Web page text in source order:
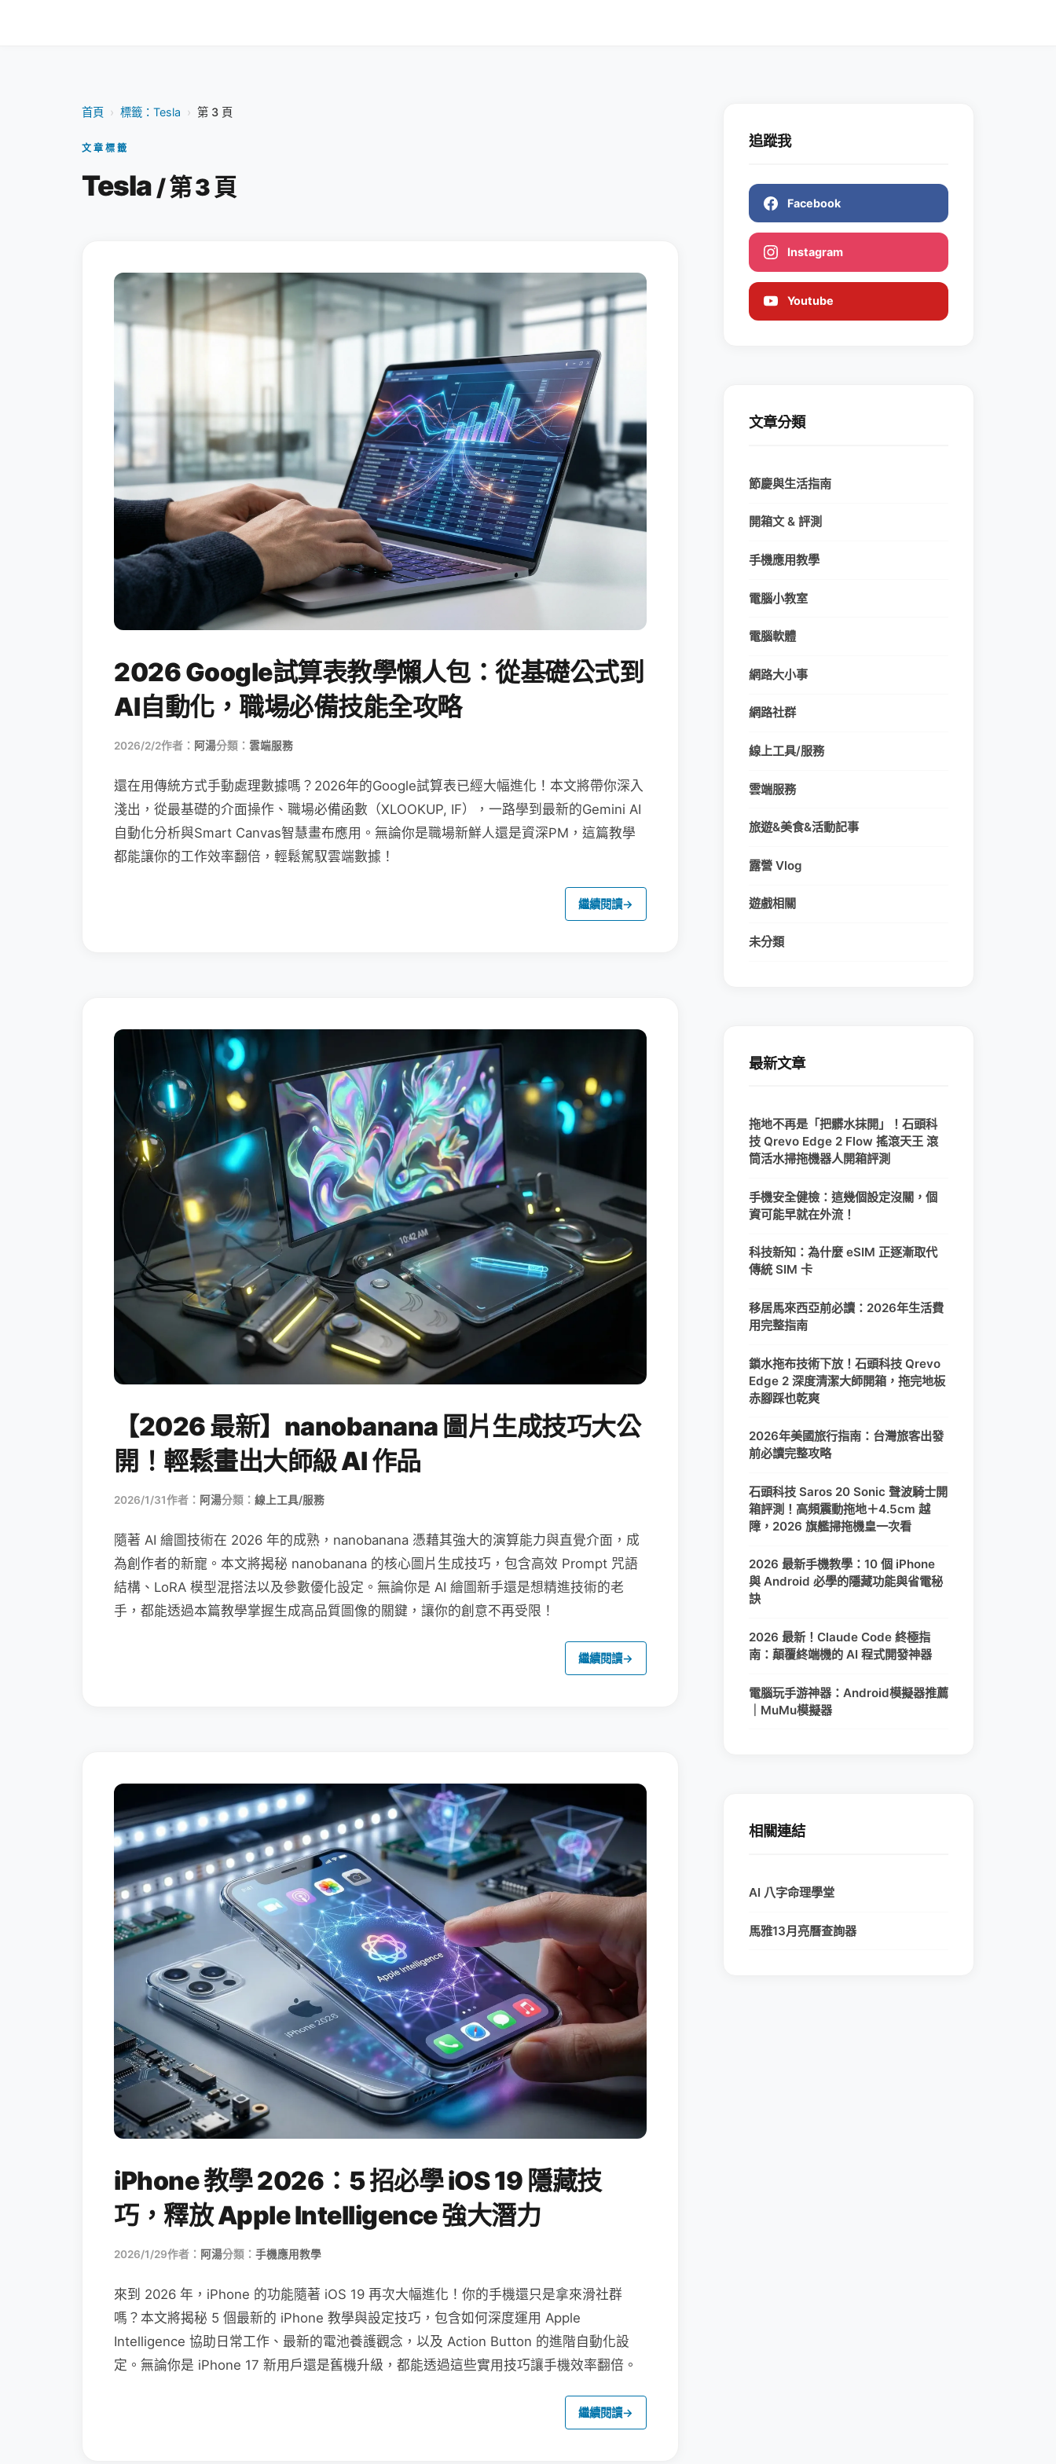
首頁 › 標籤：Tesla › 第 3 頁
文章標籤
Tesla / 第 3 頁
2026 Google試算表教學懶人包：從基礎公式到
AI自動化，職場必備技能全攻略
2026/2/2作者： 阿湯分類： 雲端服務
還在用傳統方式手動處理數據嗎？2026年的Google試算表已經大幅進化！本文將帶你深入
淺出，從最基礎的介面操作、職場必備函數（XLOOKUP, IF），一路學到最新的Gemini AI
自動化分析與Smart Canvas智慧畫布應用。無論你是職場新鮮人還是資深PM，這篇教學
都能讓你的工作效率翻倍，輕鬆駕馭雲端數據！
繼續閱讀→
【2026 最新】nanobanana 圖片生成技巧大公
開！輕鬆畫出大師級 AI 作品
2026/1/31作者： 阿湯分類： 線上工具/服務
隨著 AI 繪圖技術在 2026 年的成熟，nanobanana 憑藉其強大的演算能力與直覺介面，成
為創作者的新寵。本文將揭秘 nanobanana 的核心圖片生成技巧，包含高效 Prompt 咒語
結構、LoRA 模型混搭法以及參數優化設定。無論你是 AI 繪圖新手還是想精進技術的老
手，都能透過本篇教學掌握生成高品質圖像的關鍵，讓你的創意不再受限！
繼續閱讀→
iPhone 教學 2026：5 招必學 iOS 19 隱藏技
巧，釋放 Apple Intelligence 強大潛力
2026/1/29作者： 阿湯分類： 手機應用教學
來到 2026 年，iPhone 的功能隨著 iOS 19 再次大幅進化！你的手機還只是拿來滑社群
嗎？本文將揭秘 5 個最新的 iPhone 教學與設定技巧，包含如何深度運用 Apple
Intelligence 協助日常工作、最新的電池養護觀念，以及 Action Button 的進階自動化設
定。無論你是 iPhone 17 新用戶還是舊機升級，都能透過這些實用技巧讓手機效率翻倍。
繼續閱讀→
追蹤我
Facebook
Instagram
Youtube
文章分類
節慶與生活指南
開箱文 & 評測
手機應用教學
電腦小教室
電腦軟體
網路大小事
網路社群
線上工具/服務
雲端服務
旅遊&美食&活動記事
露營 Vlog
遊戲相關
未分類
最新文章
拖地不再是「把髒水抹開」！石頭科
技 Qrevo Edge 2 Flow 搖滾天王 滾
筒活水掃拖機器人開箱評測
手機安全健檢：這幾個設定沒關，個
資可能早就在外流！
科技新知：為什麼 eSIM 正逐漸取代
傳統 SIM 卡
移居馬來西亞前必讀：2026年生活費
用完整指南
鎖水拖布技術下放！石頭科技 Qrevo
Edge 2 深度清潔大師開箱，拖完地板
赤腳踩也乾爽
2026年美國旅行指南：台灣旅客出發
前必讀完整攻略
石頭科技 Saros 20 Sonic 聲波騎士開
箱評測！高頻震動拖地＋4.5cm 越
障，2026 旗艦掃拖機皇一次看
2026 最新手機教學：10 個 iPhone
與 Android 必學的隱藏功能與省電秘
訣
2026 最新！Claude Code 終極指
南：顛覆終端機的 AI 程式開發神器
電腦玩手游神器：Android模擬器推薦
｜MuMu模擬器
相關連結
AI 八字命理學堂
馬雅13月亮曆查詢器